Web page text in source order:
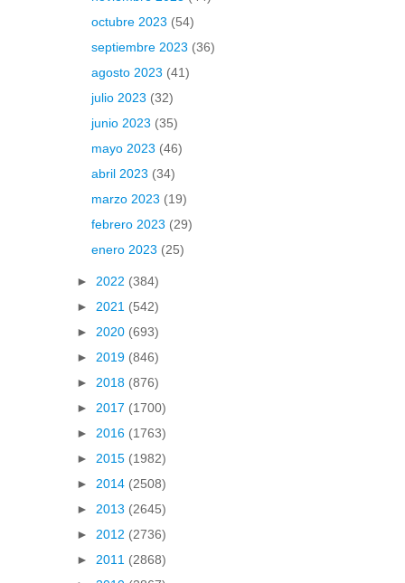
octubre 2023 (54)
septiembre 2023 (36)
agosto 2023 (41)
julio 2023 (32)
junio 2023 (35)
mayo 2023 (46)
abril 2023 (34)
marzo 2023 (19)
febrero 2023 (29)
enero 2023 (25)
► 2022 (384)
► 2021 (542)
► 2020 (693)
► 2019 (846)
► 2018 (876)
► 2017 (1700)
► 2016 (1763)
► 2015 (1982)
► 2014 (2508)
► 2013 (2645)
► 2012 (2736)
► 2011 (2868)